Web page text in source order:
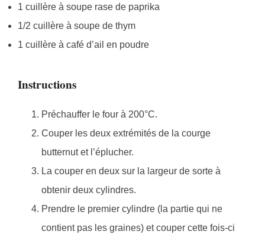
1 cuillère à soupe rase de paprika
1/2 cuillère à soupe de thym
1 cuillère à café d’ail en poudre
Instructions
Préchauffer le four à 200°C.
Couper les deux extrémités de la courge
butternut et l’éplucher.
La couper en deux sur la largeur de sorte à
obtenir deux cylindres.
Prendre le premier cylindre (la partie qui ne
contient pas les graines) et couper cette fois-ci